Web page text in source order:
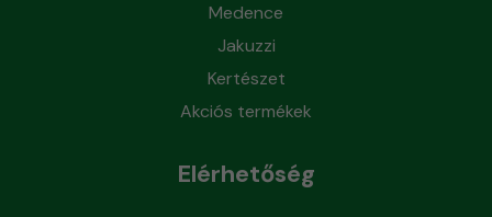
Medence
Jakuzzi
Kertészet
Akciós termékek
Elérhetőség